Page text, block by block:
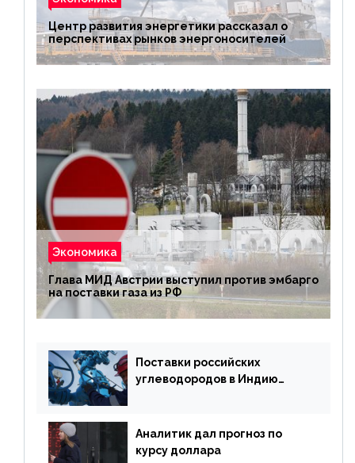
Центр развития энергетики рассказал о
перспективах рынков энергоносителей
Экономика
Глава МИД Австрии выступил против эмбарго
на поставки газа из РФ
Поставки российских
углеводородов в Индию
Аналитик дал прогноз по
курсу доллара